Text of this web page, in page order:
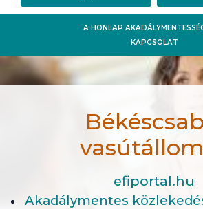
A HONLAP
KAPCSOLAT
efiportal.hu
Akadálymentes